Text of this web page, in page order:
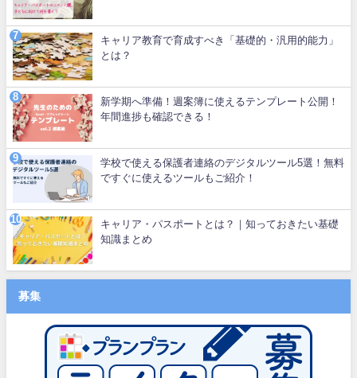
キャリア教育で育成すべき「基礎的・汎用的能力」
とは？
新学期へ準備！週案簿に使えるテンプレート公開！
年間進捗も確認できる！
学校で使える保護者連絡のデジタルツール5選！無料
ですぐに使えるツールもご紹介！
キャリア・パスポートとは？｜知っておきたい基礎
知識まとめ
募集